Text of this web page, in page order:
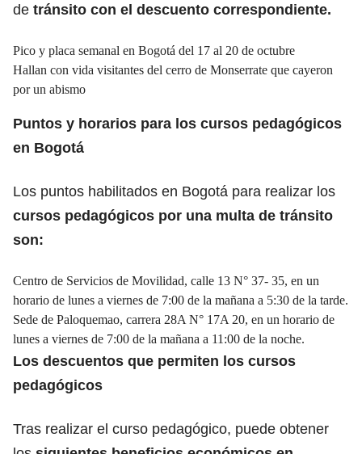
de tránsito con el descuento correspondiente.
Pico y placa semanal en Bogotá del 17 al 20 de octubre
Hallan con vida visitantes del cerro de Monserrate que cayeron
por un abismo
Puntos y horarios para los cursos pedagógicos
en Bogotá
Los puntos habilitados en Bogotá para realizar los
cursos pedagógicos por una multa de tránsito
son:
Centro de Servicios de Movilidad, calle 13 N° 37- 35, en un
horario de lunes a viernes de 7:00 de la mañana a 5:30 de la tarde.
Sede de Paloquemao, carrera 28A N° 17A 20, en un horario de
lunes a viernes de 7:00 de la mañana a 11:00 de la noche.
Los descuentos que permiten los cursos
pedagógicos
Tras realizar el curso pedagógico, puede obtener